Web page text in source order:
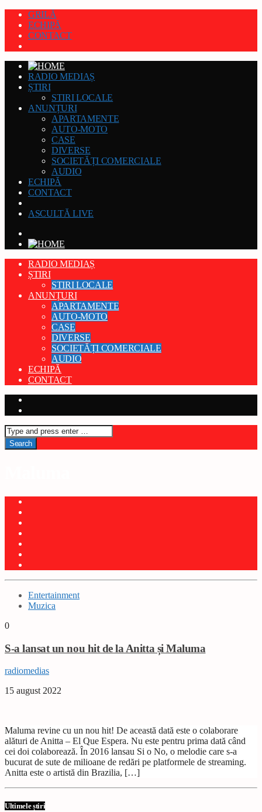
GRILĂ
ECHIPĂ
CONTACT
RADIO MEDIAȘ
ȘTIRI
STIRI LOCALE
ANUNȚURI
APARTAMENTE
AUTO-MOTO
CASE
DIVERSE
SOCIETĂȚI COMERCIALE
AUDIO
ECHIPĂ
CONTACT
ASCULTĂ LIVE
RADIO MEDIAȘ
ȘTIRI
STIRI LOCALE
ANUNȚURI
APARTAMENTE
AUTO-MOTO
CASE
DIVERSE
SOCIETĂȚI COMERCIALE
AUDIO
ECHIPĂ
CONTACT
Entertainment
Muzica
0
S-a lansat un nou hit de la Anitta și Maluma
radiomedias
15 august 2022
Maluma revine cu un nou hit! De această dată este o colaborare
alături de Anitta – El Que Espera. Nu este pentru prima dată când
cei doi colaborează. În 2016 lansau Si o No, o melodie care s-a
bucurat de sute de milioane de redări pe platformele de streaming.
Anitta este o artistă din Brazilia, […]
Ultimele știri